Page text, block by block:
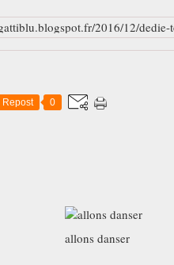
2016/12/
Repost 0
allons danser